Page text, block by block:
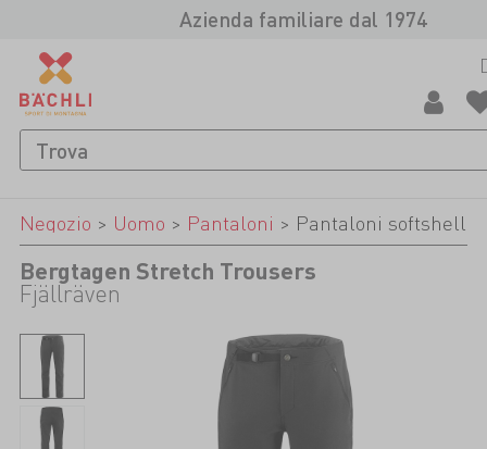
Azienda familiare dal 1974
Negozio > Uomo > Pantaloni > Pantaloni softshell
Bergtagen Stretch Trousers
Fjällräven